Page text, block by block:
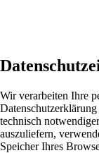
Wir verarbeiten Ihre
technisch
auszuliefern,
Speicher Ihres